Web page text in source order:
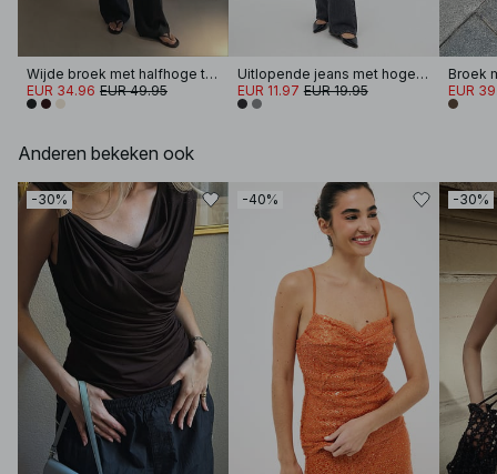
Wijde broek met halfhoge taille van viscosemix
EUR 34.96 EUR 49.95
Uitlopende jeans met hoge taille
EUR 11.97 EUR 19.95 EUR
Anderen bekeken ook
-30% -40% -30%